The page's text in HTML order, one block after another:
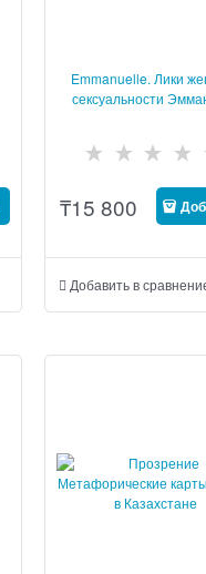
Emmanuelle. Лики
сексуальности
₸15 800
Добавить в